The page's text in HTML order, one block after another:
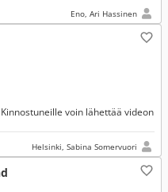
Eno, Ari Hassinen
voin lähettää videon
Helsinki, Sabina Somervuori